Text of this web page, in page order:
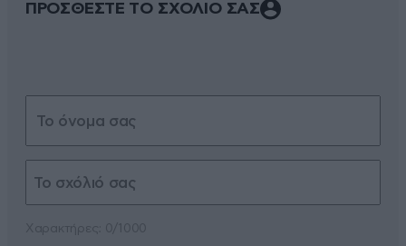
ΠΡΟΣΘΕΣΤΕ ΤΟ ΣΧΟΛΙΟ ΣΑΣ